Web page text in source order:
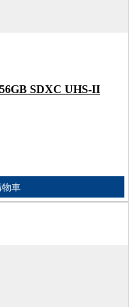
SDXC UHS-II
物車